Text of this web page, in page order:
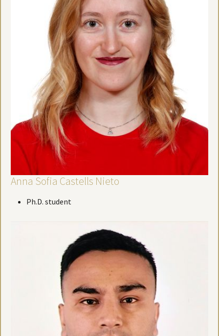
Anna Sofia Castells Nieto
Ph.D. student